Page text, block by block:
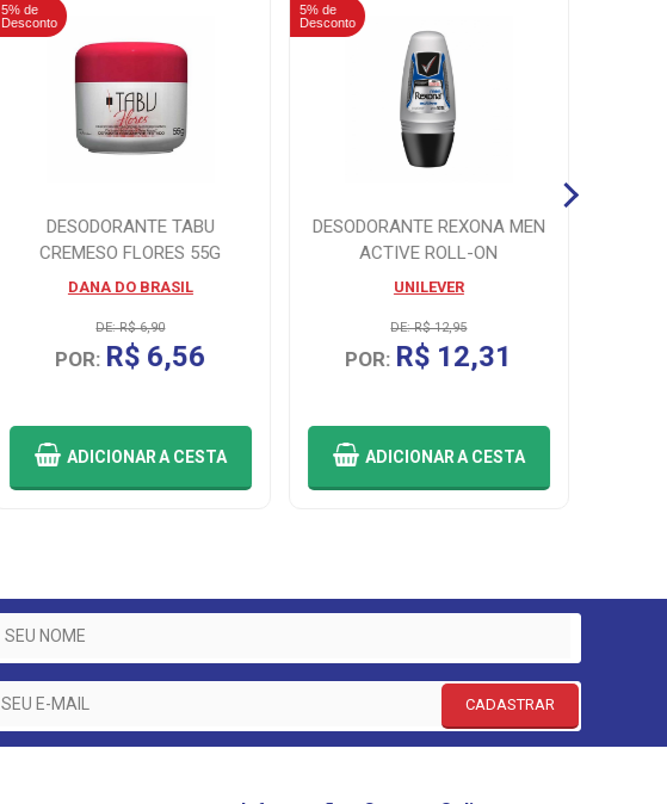
5% de
Desconto
DESODORANTE TABU
CREMESO FLORES 55G
DANA DO BRASIL
DE: R$ 6,90
POR: R$ 6,56
ADICIONARA CESTA
5% de
Desconto
DESODORANTE REXONA MEN
ACTIVE ROLL-ON
UNILEVER
DE: R$ 12,95
POR: R$ 12,31
ADICIONARA CESTA
CADASTRAR